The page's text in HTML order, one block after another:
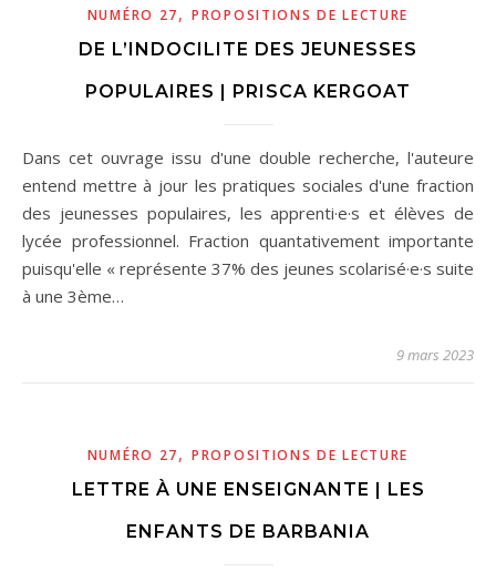
NUMÉRO 27,PROPOSITIONS DE LECTURE
DE L’INDOCILITE DES JEUNESSES
POPULAIRES | PRISCA KERGOAT
Dans cet ouvrage issu d'une double recherche, l'auteure
entend mettre à jour les pratiques sociales d'une fraction
des jeunesses populaires, les apprenti·e·s et élèves de
lycée professionnel. Fraction quantativement importante
puisqu'elle « représente 37% des jeunes scolarisé·e·s suite
à une 3ème…
9 mars 2023
NUMÉRO 27,PROPOSITIONS DE LECTURE
LETTRE À UNE ENSEIGNANTE | LES
ENFANTS DE BARBANIA